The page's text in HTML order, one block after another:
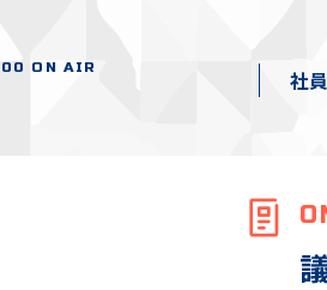
ON AIR
社